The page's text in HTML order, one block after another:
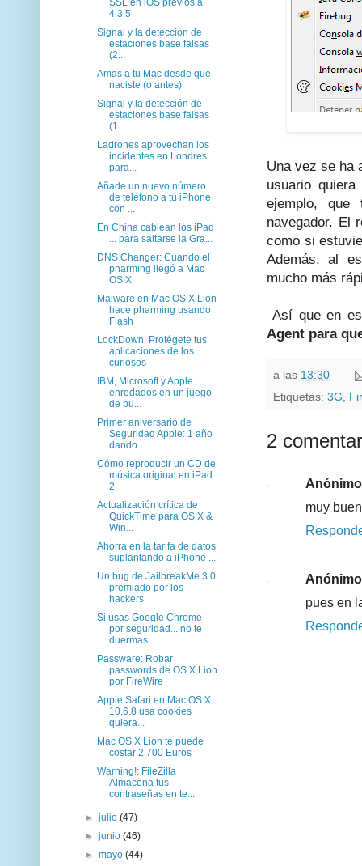
Una vez se ha
usuario
ejemplo, que
navegador. El
como si
Además, al
mucho más
Así que en
Agent para
a las 13:30
Etiquetas: 3G,
2
Anónimo
muy
Anónimo
pues en
4.3.5
Signal y la detección de
estaciones base falsas
(2...
Amas a tu Mac desde que
naciste (o antes)
Signal y la detección de
estaciones base falsas
(1...
Ladrones aprovechan los
incidentes en Londres
para...
Añade un nuevo número
de teléfono a tu iPhone
con ...
En China cablean los iPad
... para saltarse la Gra...
DNS Changer: Cuando el
pharming llegó a Mac
OS X
Malware en Mac OS X Lion
hace pharming usando
Flash
LockDown: Protégete tus
aplicaciones de los
curiosos
IBM, Microsoft y Apple
enredados en un juego
de bu...
Primer aniversario de
Seguridad Apple: 1 año
dando...
Cómo reproducir un CD de
música original en iPad
2
Actualización crítica de
QuickTime para OS X &
Win...
Ahorra en la tarifa de datos
suplantando a iPhone ...
Un bug de JailbreakMe 3.0
premiado por los
hackers
Si usas Google Chrome
por seguridad... no te
duermas
Passware: Robar
passwords de OS X Lion
por FireWire
Apple Safari en Mac OS X
10.6.8 usa cookies
quiera...
Mac OS X Lion te puede
costar 2.700 Euros
Warning!: FileZilla
Almacena tus
contraseñas en te...
►julio(47)
►junio(46)
►mayo(44)